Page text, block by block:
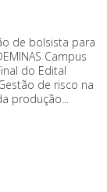
de bolsista para
Campus
do Edital
de risco na
produção...